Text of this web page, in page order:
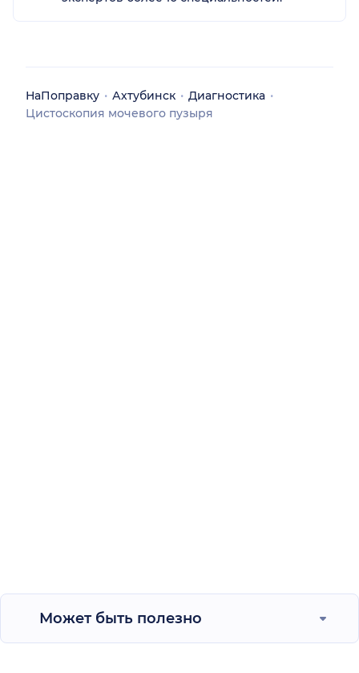
НаПоправку Ахтубинск
Диагностика
Цистоскопия мочевого пузыря
Может быть полезно